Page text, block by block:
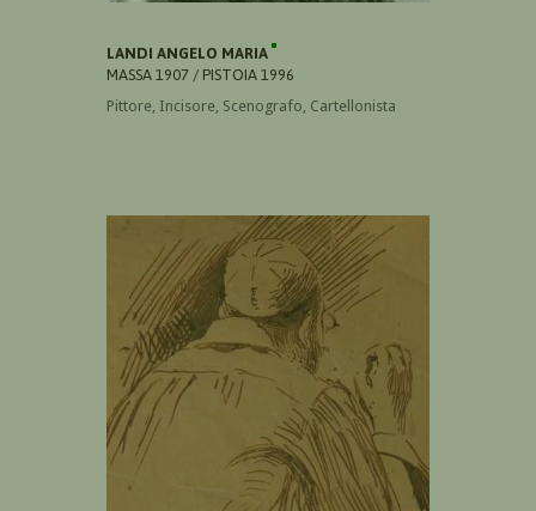
LANDI ANGELO MARIA
MASSA 1907 / PISTOIA 1996
Pittore, Incisore, Scenografo, Cartellonista